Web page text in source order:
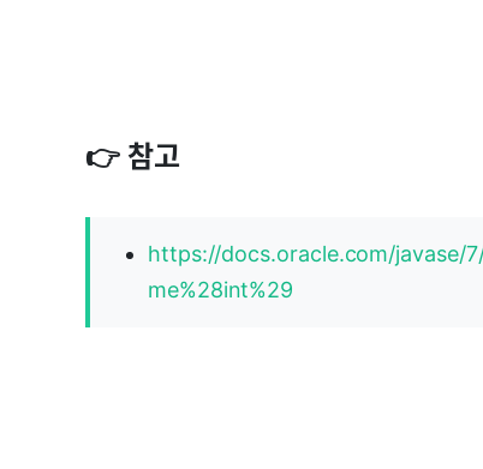
👉 참고
https://docs.oracle.com/javase/
me%28int%29